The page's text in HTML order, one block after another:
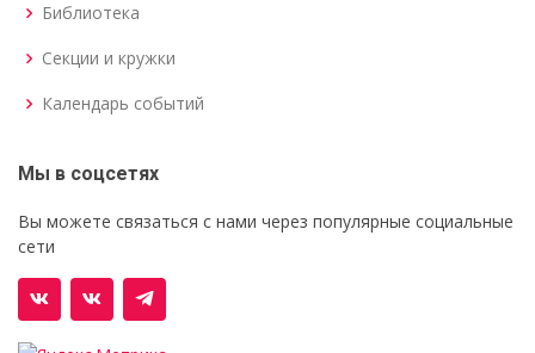
Библиотека
Секции и кружки
Календарь событий
Мы в соцсетях
Вы можете связаться с нами через популярные социальные
сети